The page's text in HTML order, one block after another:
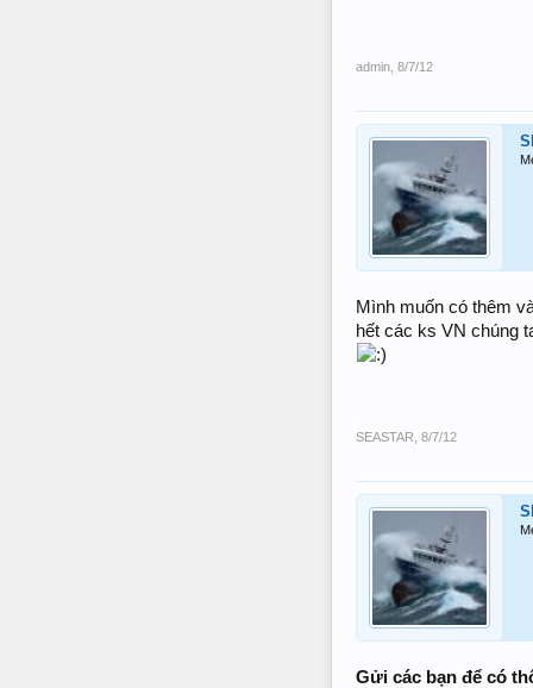
admin 8/7/12
Mình muốn có thêm
hết các ks VN chúng
SEASTAR 8/7/12
Gửi các bạn để có